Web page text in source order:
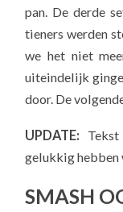
pan. De derde
tieners werden
we het niet
uiteindelijk
door. De
UPDATE:
gelukkig hebben
SMASH